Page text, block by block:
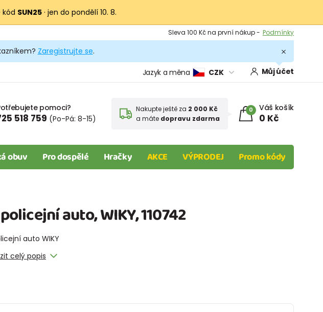
kód SUN25 · jen do pondělí 10. 8.
Výměna a vrácení - Zobrazit
Podmínky
Zaregistrujte se.
Jazyk a měna CZK Můj účet
pomoci?
518 759 (Po-Pá: 8-15)
Nakupte ještě za 2 000 Kč
a máte dopravu zdarma
0 Váš košík
0 Kč
obuv Pro dospělé Hračky AKCE VÝPRODEJ Promo kódy
auto, WIKY, 110742
auto WIKY
celý popis